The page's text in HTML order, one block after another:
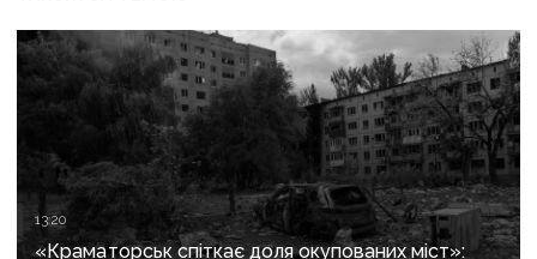
13:20
«Краматорськ спіткає доля окупованих міст»: